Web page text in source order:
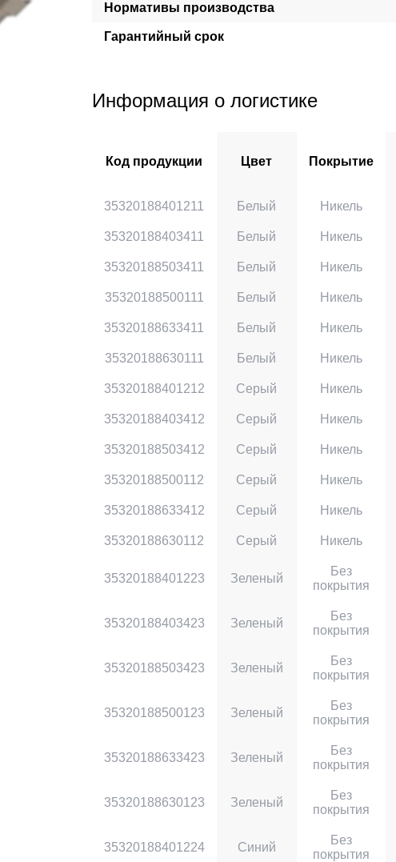
Нормативы производства
Гарантийный срок
Информация о логистике
Код продукции Цвет Покрытие
35320188401211 Белый Никель
35320188403411 Белый Никель
35320188503411 Белый Никель
35320188500111 Белый Никель
35320188633411 Белый Никель
35320188630111 Белый Никель
35320188401212 Серый Никель
35320188403412 Серый Никель
35320188503412 Серый Никель
35320188500112 Серый Никель
35320188633412 Серый Никель
35320188630112 Серый Никель
35320188401223 Зеленый
Без
покрытия
35320188403423 Зеленый
Без
покрытия
35320188503423 Зеленый
Без
покрытия
35320188500123 Зеленый
Без
покрытия
35320188633423 Зеленый
Без
покрытия
35320188630123 Зеленый
Без
покрытия
35320188401224 Синий
Без
покрытия